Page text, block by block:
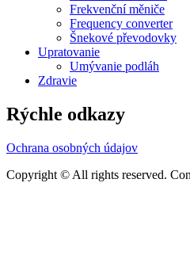
Frekvenční měniče
Frequency converter
Šnekové převodovky
Upratovanie
Umývanie podláh
Zdravie
Rýchle odkazy
Ochrana osobných údajov
Copyright © All rights reserved.